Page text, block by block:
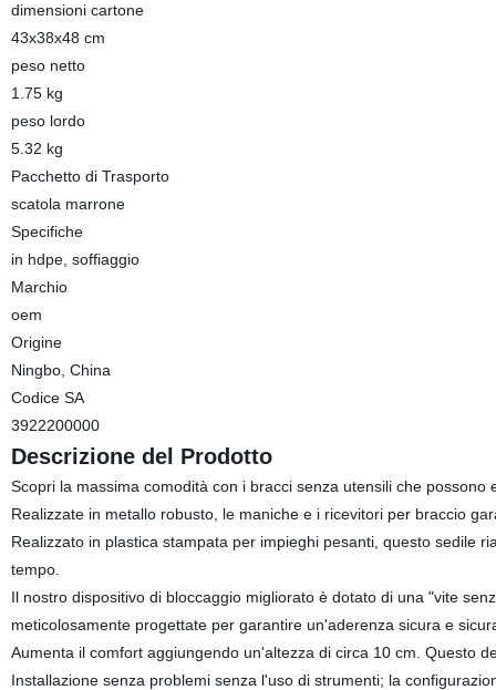
dimensioni cartone
43x38x48 cm
peso netto
1.75 kg
peso lordo
5.32 kg
Pacchetto di Trasporto
scatola marrone
Specifiche
in hdpe, soffiaggio
Marchio
oem
Origine
Ningbo, China
Codice SA
3922200000
Descrizione del Prodotto
Scopri la massima comodità con i bracci senza utensili che
Realizzate in metallo robusto, le maniche e i ricevitori per braccio
Realizzato in plastica stampata per impieghi pesanti, questo sedile
tempo.
Il nostro dispositivo di bloccaggio migliorato è dotato di una "vite
meticolosamente progettate per garantire un'aderenza sicura e
Aumenta il comfort aggiungendo un'altezza di circa 10 cm. Questo
Installazione senza problemi senza l'uso di strumenti; la